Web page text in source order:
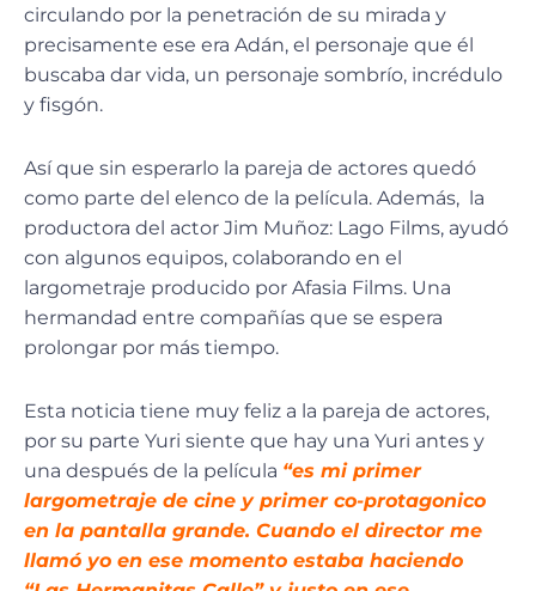
circulando por la penetración de su mirada y
precisamente ese era Adán, el personaje que él
buscaba dar vida, un personaje sombrío, incrédulo
y fisgón.
Así que sin esperarlo la pareja de actores quedó
como parte del elenco de la película. Además, la
productora del actor Jim Muñoz: Lago Films, ayudó
con algunos equipos, colaborando en el
largometraje producido por Afasia Films. Una
hermandad entre compañías que se espera
prolongar por más tiempo.
Esta noticia tiene muy feliz a la pareja de actores,
por su parte Yuri siente que hay una Yuri antes y
una después de la película “es mi primer
largometraje de cine y primer co-protagonico
en la pantalla grande. Cuando el director me
llamó yo en ese momento estaba haciendo